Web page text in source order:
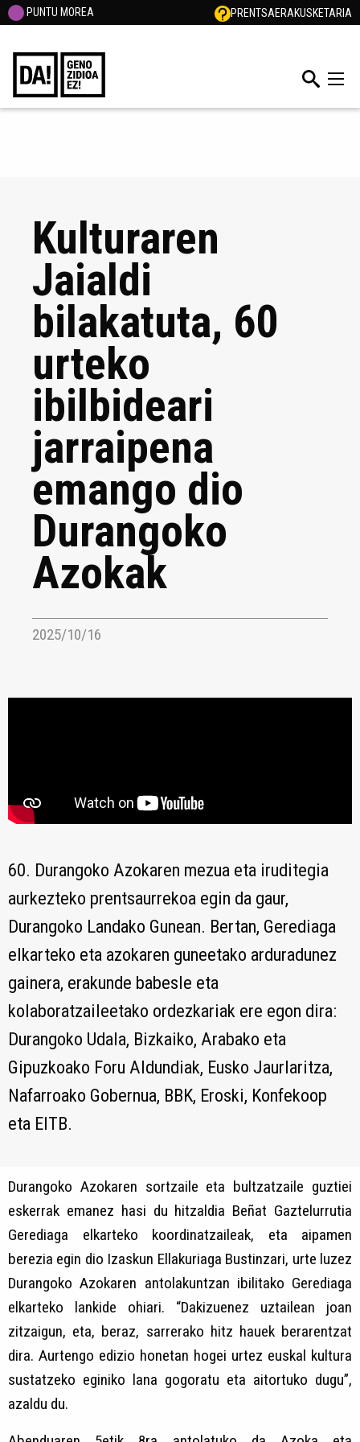
PUNTU MOREA PRENTSAERAKUSKETARIA
Kulturaren
Jaialdi
bilakatuta, 60
urteko
ibilbideari
jarraipena
emango dio
Durangoko
Azokak
2025/10/16
60. Durangoko Azokaren mezua eta iruditegia
aurkezteko prentsaurrekoa egin da gaur,
Durangoko Landako Gunean. Bertan, Gerediaga
elkarteko eta azokaren guneetako arduradunez
gainera, erakunde babesle eta
kolaboratzaileetako ordezkariak ere egon dira:
Durangoko Udala, Bizkaiko, Arabako eta
Gipuzkoako Foru Aldundiak, Eusko Jaurlaritza,
Nafarroako Gobernua, BBK, Eroski, Konfekoop
eta EITB.
Durangoko Azokaren sortzaile eta bultzatzaile guztiei
eskerrak emanez hasi du hitzaldia Beñat Gaztelurrutia
Gerediaga elkarteko koordinatzaileak, eta aipamen
berezia egin dio Izaskun Ellakuriaga Bustinzari, urte luzez
Durangoko Azokaren antolakuntzan ibilitako Gerediaga
elkarteko lankide ohiari. “Dakizuenez uztailean joan
zitzaigun, eta, beraz, sarrerako hitz hauek berarentzat
dira. Aurtengo edizio honetan hogei urtez euskal kultura
sustatzeko eginiko lana gogoratu eta aitortuko dugu”,
azaldu du.